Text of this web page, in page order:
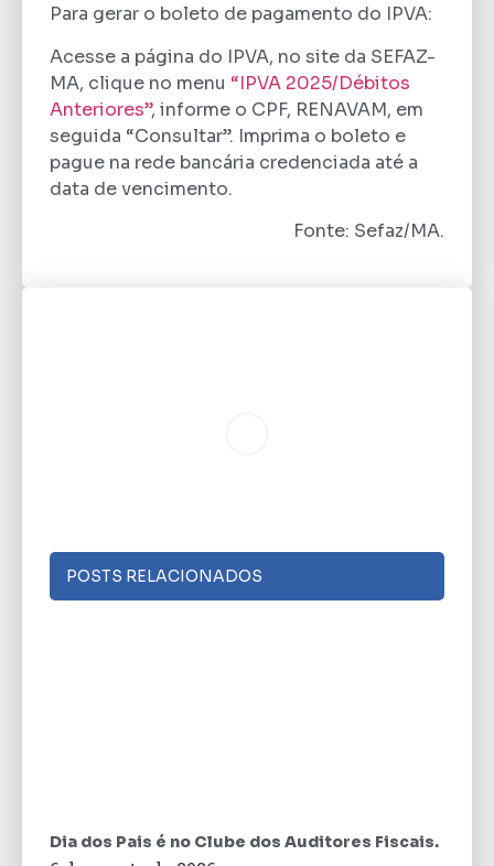
Para gerar o boleto de pagamento do IPVA:
Acesse a página do IPVA, no site da SEFAZ-
MA, clique no menu “IPVA 2025/Débitos
Anteriores”, informe o CPF, RENAVAM, em
seguida “Consultar”. Imprima o boleto e
pague na rede bancária credenciada até a
data de vencimento.
Fonte: Sefaz/MA.
POSTS RELACIONADOS
Dia dos Pais é no Clube dos Auditores Fiscais.